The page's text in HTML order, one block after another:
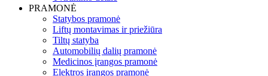
PRAMONĖ
Statybos pramonė
Liftų montavimas ir priežiūra
Tiltų statyba
Automobilių dalių pramonė
Medicinos įrangos pramonė
Elektros įrangos pramonė